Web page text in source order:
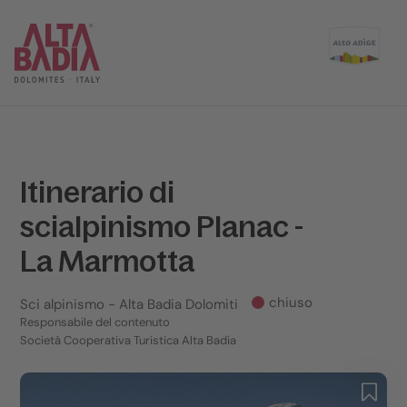
Itinerario di
scialpinismo Planac -
La Marmotta
Sci alpinismo - Alta Badia Dolomiti chiuso
Responsabile del contenuto
Società Cooperativa Turistica Alta Badia